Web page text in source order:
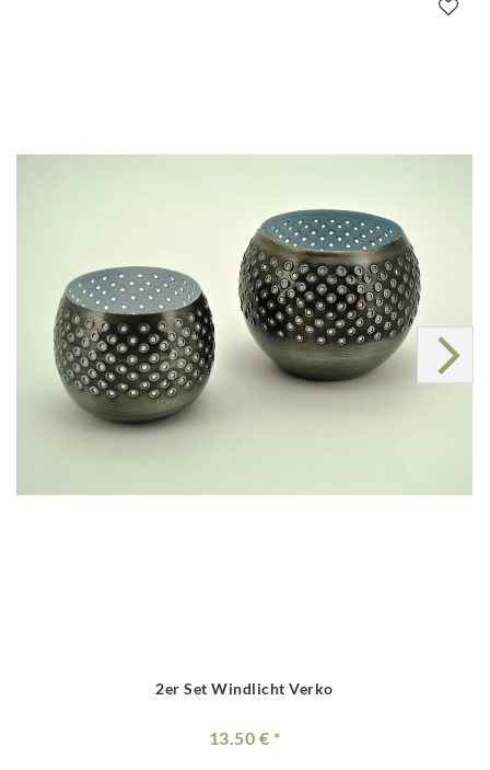
2er Set Windlicht Verko
13.50 €